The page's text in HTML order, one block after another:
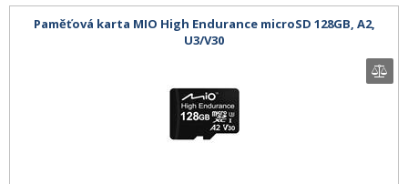
Paměťová karta MIO High Endurance microSD 128GB, A2,
U3/V30